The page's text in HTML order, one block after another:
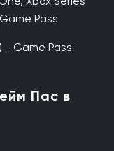
Pass
- Game Pass
Пас в